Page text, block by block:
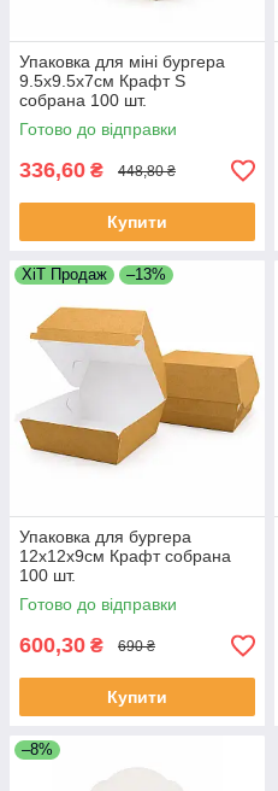
Упаковка для міні бургера
9.5х9.5х7см Крафт S
собрана 100 шт.
Готово до відправки
336,60 ₴ 448,80 ₴
Купити
ХіТ Продаж –13%
Упаковка для бургера
12х12х9см Крафт собрана
100 шт.
Готово до відправки
600,30 ₴ 690 ₴
Купити
–8%